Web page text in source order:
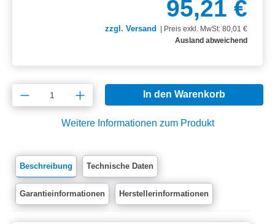
95,21 €
zzgl. Versand
Preis exkl. MwSt: 80,01 €
Ausland abweichend
Produkt Anzahl: Gib den gewünschten
In den Warenkorb
Weitere Informationen zum Produkt
Beschreibung Technische Daten
Garantieinformationen Herstellerinformationen